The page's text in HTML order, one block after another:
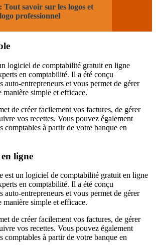
Tout savoir sur les logos et
professionnel
logiciel de comptabilité gratuit en ligne
en comptabilité. Il a été conçu
auto-entrepreneurs et vous permet de gérer
simple et efficace.
de créer facilement vos factures, de gérer
vos recettes. Vous pouvez également
comptables à partir de votre banque en
ligne
est un logiciel de comptabilité gratuit en ligne
en comptabilité. Il a été conçu
auto-entrepreneurs et vous permet de gérer
simple et efficace.
de créer facilement vos factures, de gérer
vos recettes. Vous pouvez également
comptables à partir de votre banque en